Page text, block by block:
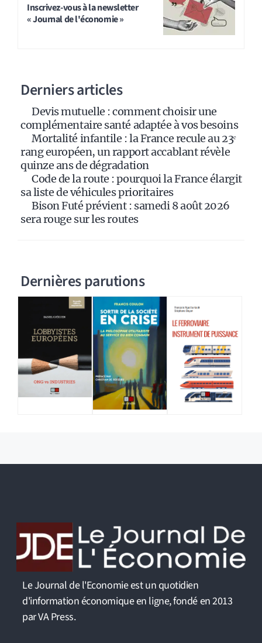
Inscrivez-vous à la newsletter
« Journal de l'économie »
Derniers articles
Devis mutuelle : comment choisir une
complémentaire santé adaptée à vos besoins
Mortalité infantile : la France recule au 23ᵉ
rang européen, un rapport accablant révèle
quinze ans de dégradation
Code de la route : pourquoi la France élargit
sa liste de véhicules prioritaires
Bison Futé prévient : samedi 8 août 2026
sera rouge sur les routes
Dernières parutions
Le Journal de l'Economie est un quotidien
d'information économique en ligne, fondé en 2013
par VA Press.